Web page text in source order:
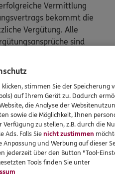
Vermittlung
bekommt die
Vergütung. Alle
sind
gezahlt werden].
Nach oben
Vermittlerrecht
zu meiner
Schutz als Verbraucher
stimmen Sie der Speicherung
auf Ihrem Gerät zu. Dadurch
die Analyse der
sowie die Möglichkeit, Ihnen
zu stellen, z.B. durch die
Ads. Falls Sienicht zustimmen
Anpassung und Werbung auf dieser
jederzeit über den Button "Tool-
Tools finden Sie unter